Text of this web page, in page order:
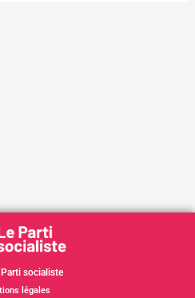
socialiste
légales